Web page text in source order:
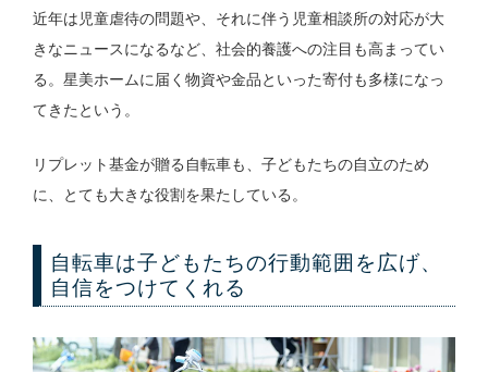
近年は児童虐待の問題や、それに伴う児童相談所の対応が大
きなニュースになるなど、社会的養護への注目も高まってい
る。星美ホームに届く物資や金品といった寄付も多様になっ
てきたという。
リプレット基金が贈る自転車も、子どもたちの自立のため
に、とても大きな役割を果たしている。
自転車は子どもたちの行動範囲を広げ、
自信をつけてくれる